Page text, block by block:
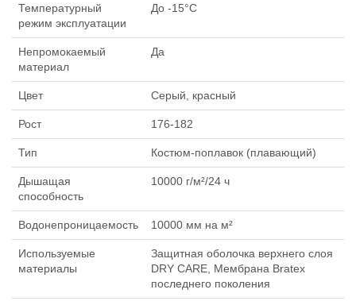
Температурный
режим эксплуатации
До -15°C
Непромокаемый
материал
Да
Цвет Серый, красный
Рост 176-182
Тип Костюм-поплавок (плавающий)
Дышащая
способность
10000 г/м²/24 ч
Водонепроницаемость 10000 мм на м²
Используемые
материалы
Защитная оболочка верхнего слоя
DRY CARE, Мембрана Bratex
последнего поколения